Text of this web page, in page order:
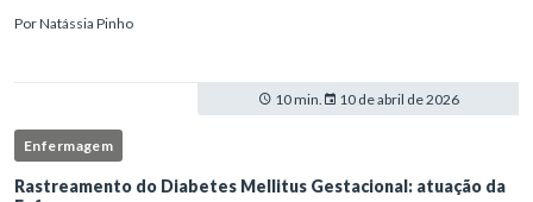
PorNatássia Pinho
10 min. 10 de abril de 2026
Enfermagem
Rastreamento do Diabetes Mellitus Gestacional: atuação da